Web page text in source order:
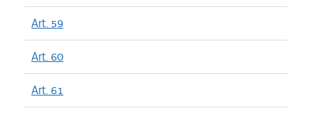
Art. 59
Art. 60
Art. 61